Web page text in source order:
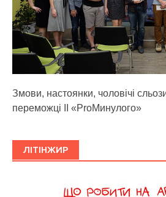
Змови, настоянки, чоловічі
переможці ІІ «ProМинулого»
ЛІТІНЖИР